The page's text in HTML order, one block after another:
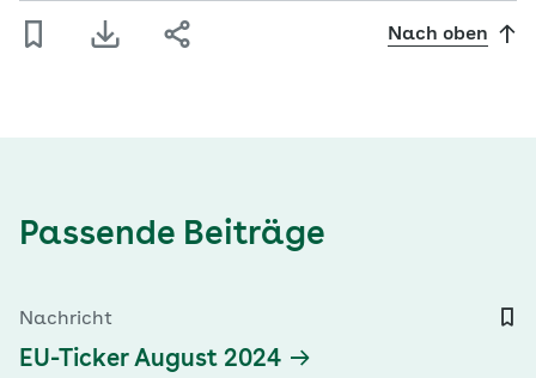
Nach oben
Passende Beiträge
Nachricht
EU-Ticker August 2024